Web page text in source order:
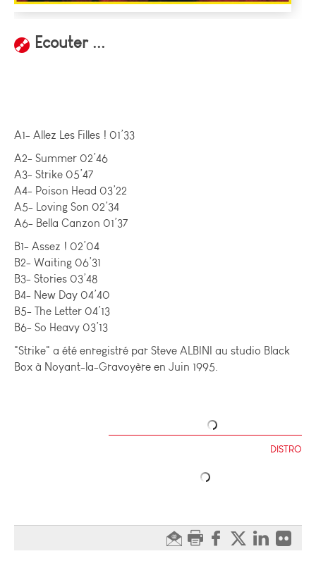
Ecouter ...
A1- Allez Les Filles ! 01’33
A2- Summer 02’46
A3- Strike 05’47
A4- Poison Head 03’22
A5- Loving Son 02’34
A6- Bella Canzon 01’37
B1- Assez ! 02’04
B2- Waiting 06’31
B3- Stories 03’48
B4- New Day 04’40
B5- The Letter 04’13
B6- So Heavy 03’13
"Strike" a été enregistré par Steve ALBINI au studio Black
Box à Noyant-la-Gravoyère en Juin 1995.
DISTRO